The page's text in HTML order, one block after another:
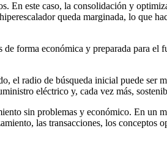
En este caso, la consolidación y
queda marginada, lo que
forma económica y preparada para el
el radio de búsqueda inicial puede
eléctrico y, cada vez más,
sin problemas y económico. En un
las transacciones, los conceptos